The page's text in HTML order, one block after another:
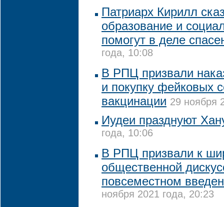
Патриарх Кирилл
образование и
помогут в деле
года, 10:08
В РПЦ призвали
и покупку фейковых
вакцинации 29 ноября
Иудеи празднуют
года, 10:06
В РПЦ призвали к
общественной
повсеместном
ноября 2021 года, 20:23